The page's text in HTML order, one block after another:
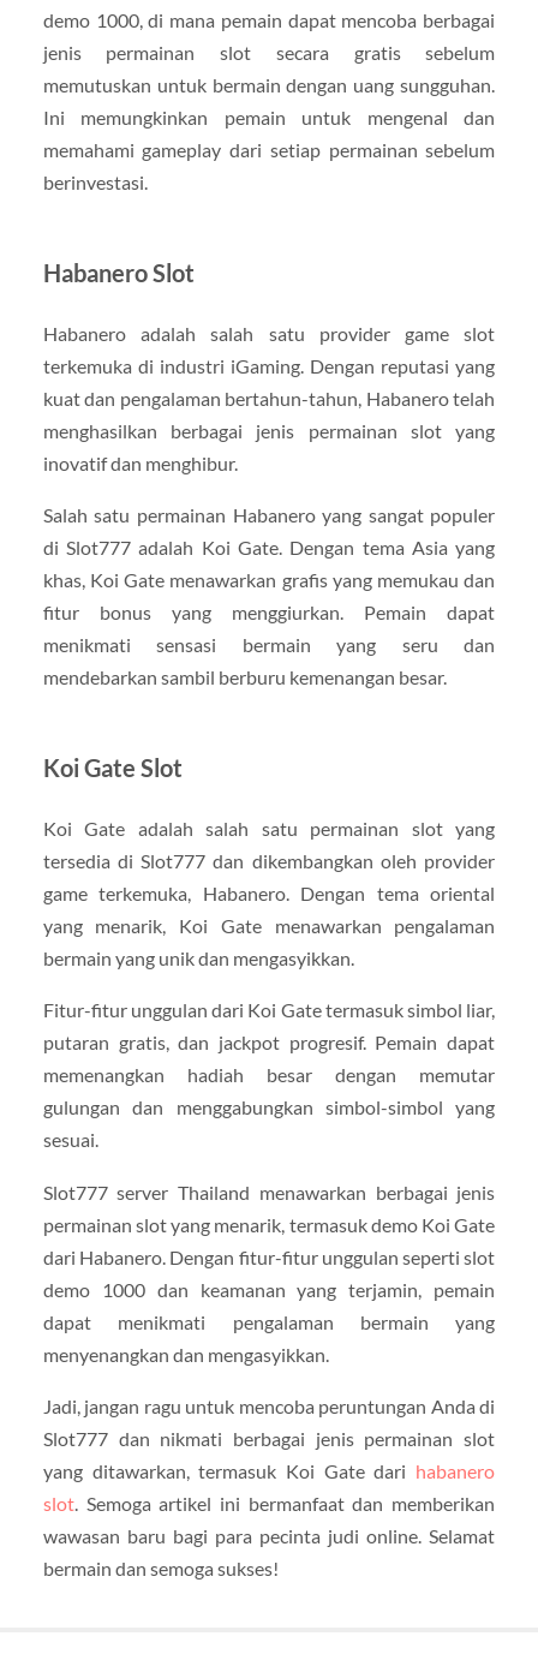
demo 1000, di mana pemain dapat mencoba berbagai
jenis permainan slot secara gratis sebelum
memutuskan untuk bermain dengan uang sungguhan.
Ini memungkinkan pemain untuk mengenal dan
memahami gameplay dari setiap permainan sebelum
berinvestasi.
Habanero Slot
Habanero adalah salah satu provider game slot
terkemuka di industri iGaming. Dengan reputasi yang
kuat dan pengalaman bertahun-tahun, Habanero telah
menghasilkan berbagai jenis permainan slot yang
inovatif dan menghibur.
Salah satu permainan Habanero yang sangat populer
di Slot777 adalah Koi Gate. Dengan tema Asia yang
khas, Koi Gate menawarkan grafis yang memukau dan
fitur bonus yang menggiurkan. Pemain dapat
menikmati sensasi bermain yang seru dan
mendebarkan sambil berburu kemenangan besar.
Koi Gate Slot
Koi Gate adalah salah satu permainan slot yang
tersedia di Slot777 dan dikembangkan oleh provider
game terkemuka, Habanero. Dengan tema oriental
yang menarik, Koi Gate menawarkan pengalaman
bermain yang unik dan mengasyikkan.
Fitur-fitur unggulan dari Koi Gate termasuk simbol liar,
putaran gratis, dan jackpot progresif. Pemain dapat
memenangkan hadiah besar dengan memutar
gulungan dan menggabungkan simbol-simbol yang
sesuai.
Slot777 server Thailand menawarkan berbagai jenis
permainan slot yang menarik, termasuk demo Koi Gate
dari Habanero. Dengan fitur-fitur unggulan seperti slot
demo 1000 dan keamanan yang terjamin, pemain
dapat menikmati pengalaman bermain yang
menyenangkan dan mengasyikkan.
Jadi, jangan ragu untuk mencoba peruntungan Anda di
Slot777 dan nikmati berbagai jenis permainan slot
yang ditawarkan, termasuk Koi Gate dari habanero
slot. Semoga artikel ini bermanfaat dan memberikan
wawasan baru bagi para pecinta judi online. Selamat
bermain dan semoga sukses!